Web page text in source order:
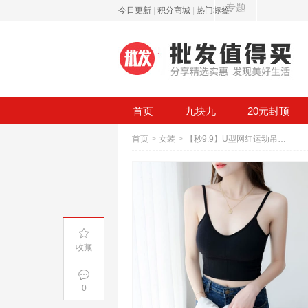
今日更新 积分商城 热门标签
首页 九块九 20元封顶
首页 > 女装 > 【秒9.9】U型网红运动吊带背心
收藏
0
专题